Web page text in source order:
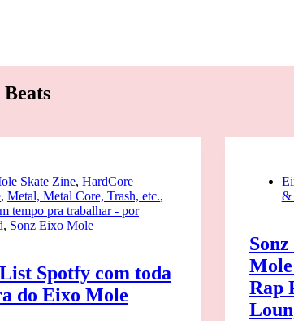
Skate Zine, HardCore
, Metal, Metal Core, Trash, etc.,
tempo pra trabalhar - por
, Sonz Eixo Mole
Spotfy com toda
do Eixo Mole
&
Rap